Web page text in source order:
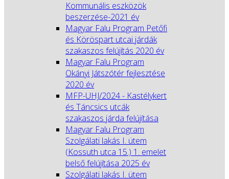
Kommunális eszközök
beszerzése-2021 év
Magyar Falu Program Petőfi
és Köröspart utcai járdák
szakaszos felújítás 2020 év
Magyar Falu Program
Okányi Játszótér fejlesztése
2020 év
MFP-UHJ/2024 - Kastélykert
és Táncsics utcák
szakaszos járda felújítása
Magyar Falu Program
Szolgálati lakás I. ütem
(Kossuth utca 15.) 1. emelet
belső felújítása 2025 év
Szolgálati lakás I. ütem